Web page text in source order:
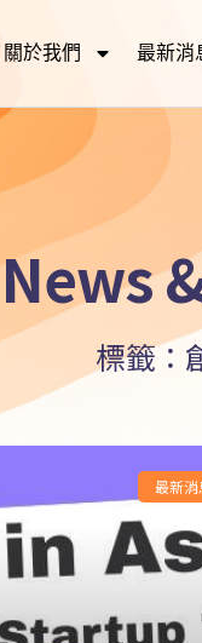
關於我們 最新消
News
標籤：
最新消